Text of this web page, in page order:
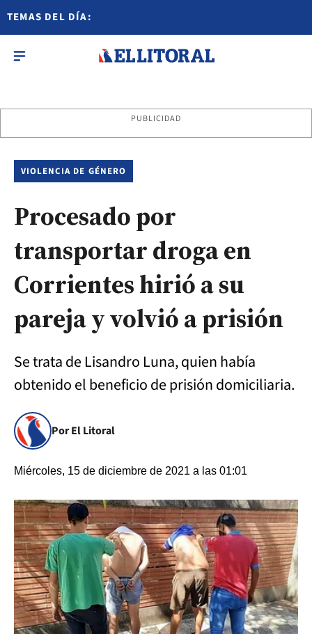
TEMAS DEL DÍA:
PUBLICIDAD
VIOLENCIA DE GÉNERO
Procesado por
transportar droga en
Corrientes hirió a su
pareja y volvió a prisión
Se trata de Lisandro Luna, quien había
obtenido el beneficio de prisión domiciliaria.
Por El Litoral
Miércoles, 15 de diciembre de 2021 a las 01:01